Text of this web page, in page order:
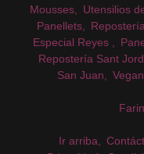
Mousses
Utensilios
Panellets
Especial Reyes
Repostería Sant
San Juan
Ir arriba